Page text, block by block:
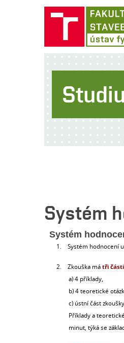
Systém
Systém
1. Systém hodnocení
2. Zkouška má tři části
a) 4 příklady,
b) 4 teoretické
c) ústní část
Příklady a
minut, týká se